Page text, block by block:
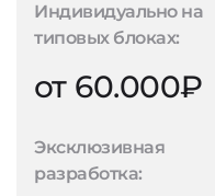
Индивидуально на
типовых блоках:
от 60.000₽
Эксклюзивная
разработка: